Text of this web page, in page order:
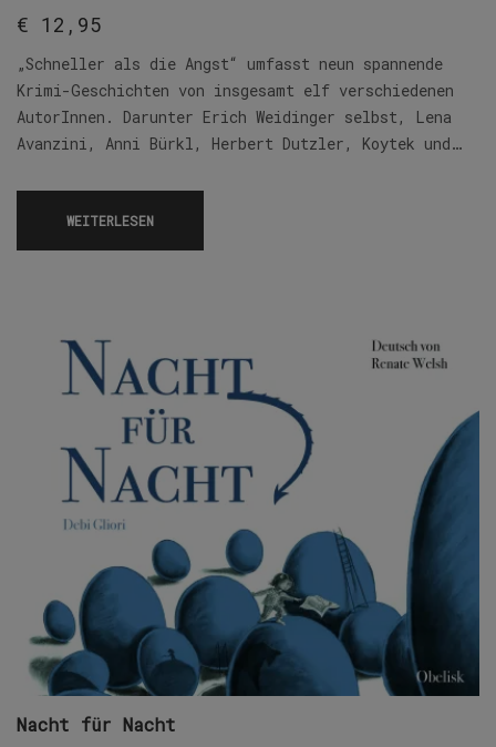
€ 12,95
„Schneller als die Angst“ umfasst neun spannende
Krimi-Geschichten von insgesamt elf verschiedenen
AutorInnen. Darunter Erich Weidinger selbst, Lena
Avanzini, Anni Bürkl, Herbert Dutzler, Koytek und…
WEITERLESEN
Nacht für Nacht